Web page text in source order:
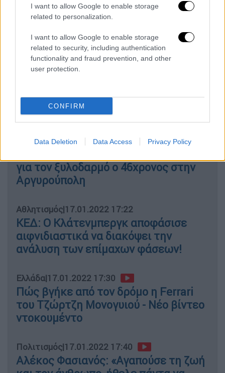
I want to allow Google to enable storage
related to personalization.
I want to allow Google to enable storage
related to security, including authentication
functionality and fraud prevention, and other
user protection.
CONFIRM
Data Deletion Data Access Privacy Policy
βούλευμά τους.
ΔΙΑΒΑΣΤΕ ΕΠΙΣΗΣ
Ελλάδα|17.01.2022 18:00
Παρέμβαση Εισαγγελέα Αρείου
Θεσσαλονίκη
Άφησε αναίσθητη τη σύντροφό του
για τον ξυλοδαρμό ο 46χρονος στην
Αργυρούπολη
Αθλητισμός|17.01.2022 17:22
ΚΕΔ: Ο Κλάτενμπεργκ αποφάσισε
αιφνιδιαστικά να διακόψει την
ανάλυση των επίμαχων φάσεων!
Ελλάδα|17.01.2022 17:30
Πώς βγήκε από τον δρόμο η Ferrari
του Τζώρτζη Μονογυιού - Νέο βίντεο
ντοκουμέντο
Πολιτισμός|17.01.2022 17:40
Αλέκος Φασιανός: «Αγαπούσε τη ζωή